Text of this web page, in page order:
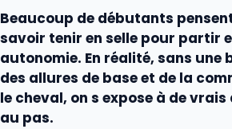
Beaucoup de débutants
savoir tenir en selle pour partir
autonomie. En réalité, sans une
des allures de base et de la
le cheval, on s expose à de
au pas.